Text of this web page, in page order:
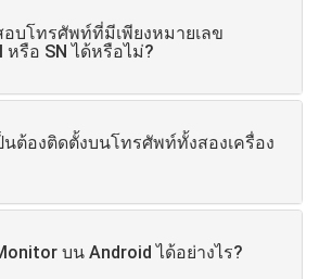
บโทรศัพท์ที่มีเพียงหมายเลข
รือ SN ได้หรือไม่?
นต้องติดตั้งบนโทรศัพท์ทั้งสองเครื่อง
บน Android ได้อย่างไร?